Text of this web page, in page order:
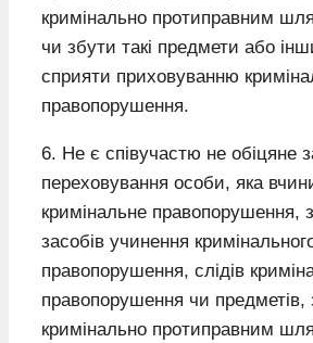
кримінально протиправним
чи збути такі предмети або
сприяти приховуванню
правопорушення.
6. Не є співучастю не обіцяне
переховування особи, яка
кримінальне правопорушення,
засобів учинення
правопорушення, слідів
правопорушення чи предметів,
кримінально протиправним